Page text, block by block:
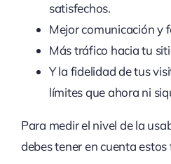
satisfechos.
Mejor comunicación y
Más tráfico hacia tu
Y la fidelidad de tus
límites que ahora ni
Para medir el nivel de la
debes tener en cuenta estos